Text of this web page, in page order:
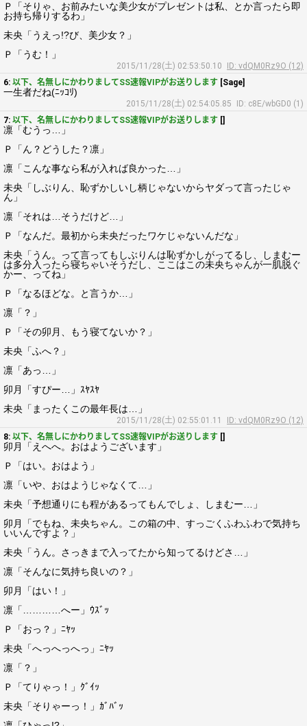
Ｐ「そりゃ、お前みたいな美少女がプレゼントは私、とか言ったら即
お持ち帰りするわ」
未央「うえっ!?び、美少女？」
Ｐ「うむ！」
2015/11/28(土) 02:53:50.10
ID: vdQM0Rz9O (12)
6: 以下、名無しにかわりましてSS速報VIPがお送りします [Sage]
一生者だね(ﾆｯｺﾘ)
2015/11/28(土) 02:54:05.85
ID: c8E/wbGD0 (1)
7: 以下、名無しにかわりましてSS速報VIPがお送りします []
凛「むうっ…」
Ｐ「ん？どうした？凛」
凛「こんな事なら私が入れば良かった…」
未央「しぶりん、恥ずかしいし柄じゃないからヤダって言ったじゃ
ん」
凛「それは…そうだけど…」
Ｐ「なんだ。最初から未央だったワケじゃないんだな」
未央「うん。って言ってもしぶりんは恥ずかしがってるし、しまむー
は多分入ったら寝ちゃいそうだし、ここはこの未央ちゃんが一肌脱ぐ
かー、ってね」
Ｐ「なるほどな。と言うか…」
凛「？」
Ｐ「その卯月、もう寝てないか？」
未央「ふへ？」
凛「あっ…」
卯月「すぴー…」ｽﾔｽﾔ
未央「まったくこの最年長は…」
2015/11/28(土) 02:55:01.11
ID: vdQM0Rz9O (12)
8: 以下、名無しにかわりましてSS速報VIPがお送りします []
卯月「えへへ。おはようございます」
Ｐ「はい。おはよう」
凛「いや、おはようじゃなくて…」
未央「予想通りにも程があるってもんでしょ、しまむー…」
卯月「でもね、未央ちゃん。この箱の中、すっごくふわふわで気持ち
いいんですよ？」
未央「うん。さっきまで入ってたから知ってるけどさ…」
凛「そんなに気持ち良いの？」
卯月「はい！」
凛「…………へー」ｳｽﾞｯ
Ｐ「おっ？」ﾆﾔｯ
未央「へっへっへっ」ﾆﾔｯ
凛「？」
Ｐ「てりゃっ！」ｸﾞｲｯ
未央「そりゃーっ！」ｶﾞﾊﾞｯ